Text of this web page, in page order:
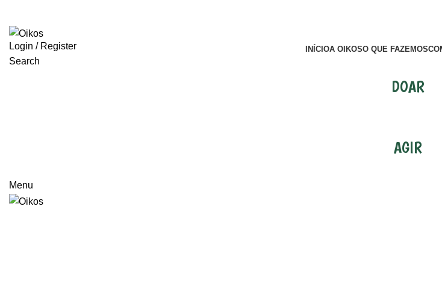
Login / Register
Search
INÍCIOA OIKOSO QUE FAZEMOS
DOAR
AGIR
Menu